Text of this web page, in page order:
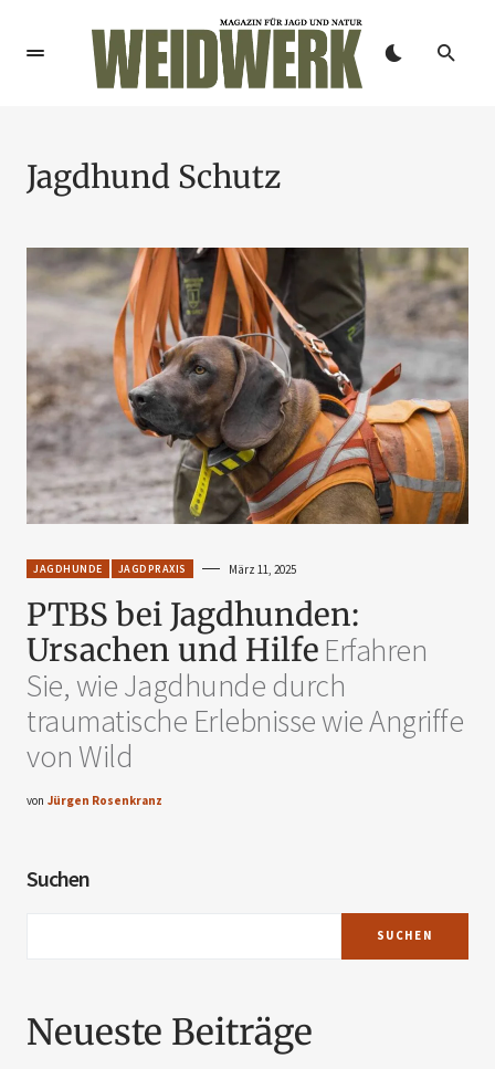
Jagdhund Schutz
JAGDHUNDE JAGDPRAXIS März 11, 2025
PTBS bei Jagdhunden:
Ursachen und HilfeErfahren
Sie, wie Jagdhunde durch
traumatische Erlebnisse wie Angriffe
von Wild
von Jürgen Rosenkranz
Suchen
SUCHEN
Neueste Beiträge